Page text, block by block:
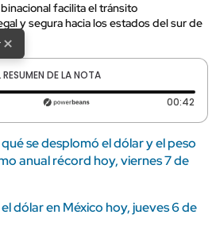
facilita el tránsito
y segura hacia los estados del sur de
×
DE LA NOTA
transcurrido: 0 segundos 00:42
se desplomó el dólar y el peso
anual récord hoy, viernes 7 de
dólar en México hoy, jueves 6 de